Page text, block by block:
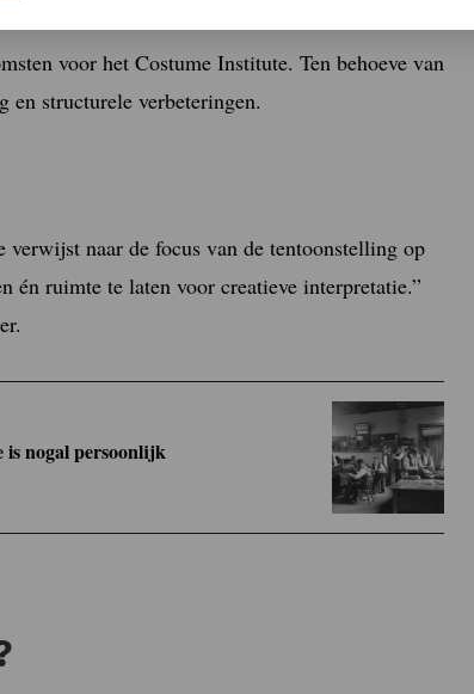
voor het Costume Institute. Ten behoeve van
en structurele verbeteringen.
verwijst naar de focus van de tentoonstelling op
én ruimte te laten voor creatieve interpretatie.”
is nogal persoonlijk